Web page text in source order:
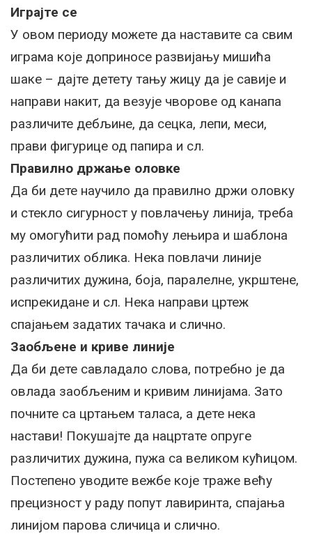
Играјте се
У овом периоду можете да наставите са свим
играма које доприносе развијању мишића
шаке – дајте детету тању жицу да је савије и
направи накит, да везује чворове од канапа
различите дебљине, да сецка, лепи, меси,
прави фигурице од папира и сл.
Правилно држање оловке
Да би дете научило да правилно држи оловку
и стекло сигурност у повлачењу линија, треба
му омогућити рад помоћу лењира и шаблона
различитих облика. Нека повлачи линије
различитих дужина, боја, паралелне, укрштене,
испрекидане и сл. Нека направи цртеж
спајањем задатих тачака и слично.
Заобљене и криве линије
Да би дете савладало слова, потребно је да
овлада заобљеним и кривим линијама. Зато
почните са цртањем таласа, а дете нека
настави! Покушајте да нацртате опруге
различитих дужина, пужа са великом кућицом.
Постепено уводите вежбе које траже већу
прецизност у раду попут лавиринта, спајања
линијом парова сличица и слично.